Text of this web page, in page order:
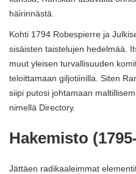
häirinnästä.
Kohti 1794 Robespierre ja
sisäisten taistelujen hedelmää.
muut yleisen turvallisuuden
teloittamaan giljotiinilla. Siten
siipi putosi johtamaan
nimellä Directory.
Hakemisto
Jättäen radikaaleimmat